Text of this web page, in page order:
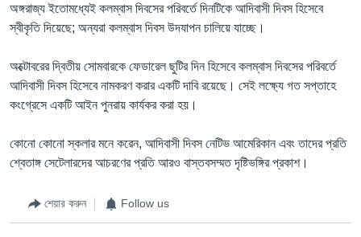
অঙ্গরাজ্য ইতোমধ্যেই কলম্বাস দিবসের পরিবর্তে দিনটিকে আদিবাসী দিবস হিসেবে
স্বীকৃতি দিয়েছে; অন্যরা কলম্বাস দিবস উদযাপন চালিয়ে যাচ্ছে।
অক্টোবরের দ্বিতীয় সোমবারকে ফেডারেল ছুটির দিন হিসেবে কলম্বাস দিবসের পরিবর্তে
আদিবাসী দিবস হিসেবে নামকরণ করার একটি দাবি রয়েছে। সেই লক্ষ্যে গত সপ্তাহে
কংগ্রেসে একটি আইন পুনরায় কার্যকর করা হয়।
কোনো কোনো স্কলার মনে করেন, আদিবাসী দিবস নেটিভ আমেরিকান এবং তাদের প্রতি
শ্বেতাঙ্গ সেটেলারদের আচরণের প্রতি আরও বাস্তবসম্মত দৃষ্টিভঙ্গির প্রকাশ।
শেয়ার করুন Follow us